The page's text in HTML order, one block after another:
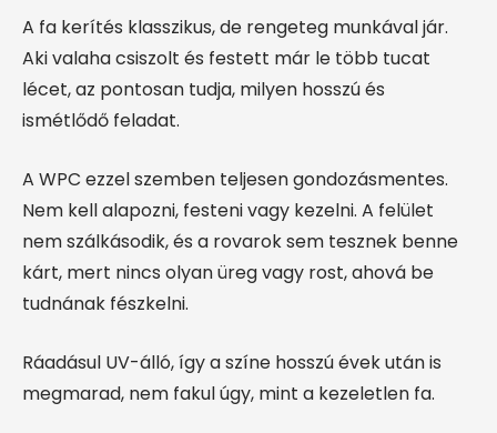
A fa kerítés klasszikus, de rengeteg munkával jár.
Aki valaha csiszolt és festett már le több tucat
lécet, az pontosan tudja, milyen hosszú és
ismétlődő feladat.
A WPC ezzel szemben teljesen gondozásmentes.
Nem kell alapozni, festeni vagy kezelni. A felület
nem szálkásodik, és a rovarok sem tesznek benne
kárt, mert nincs olyan üreg vagy rost, ahová be
tudnának fészkelni.
Ráadásul UV-álló, így a színe hosszú évek után is
megmarad, nem fakul úgy, mint a kezeletlen fa.